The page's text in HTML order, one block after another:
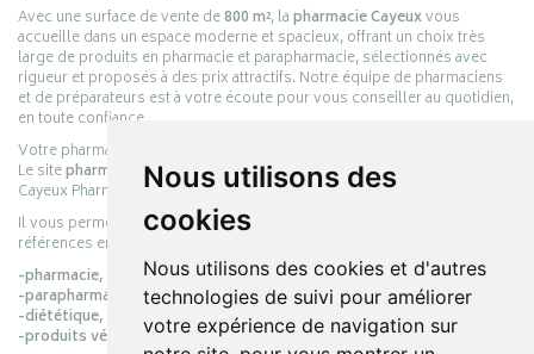
Nous utilisons des
cookies
Nous utilisons des cookies et d'autres
technologies de suivi pour améliorer
votre expérience de navigation sur
Avec une surface de vente de800 m², lapharmacie Cayeuxvous
accueille dans un espace moderne et spacieux, offrant un choix très
large de produits en pharmacie et parapharmacie, sélectionnés avec
rigueur et proposés à des prix attractifs. Notre équipe de pharmaciens
et de préparateurs est à votre écoute pour vous conseiller au quotidien,
en toute confiance.
Votre pharmacie en ligne :
Le sitepharmacie-cayeux.frest le prolongement digital de la pharmacie
Cayeux Pharmabest Berck-sur-Mer – Rang-du-Fliers.
Il vous permet de réaliser vos achats en ligne parmi des milliers de
références en :
-pharmacie,
-parapharmacie,
-diététique,
-produits vétérinaires.